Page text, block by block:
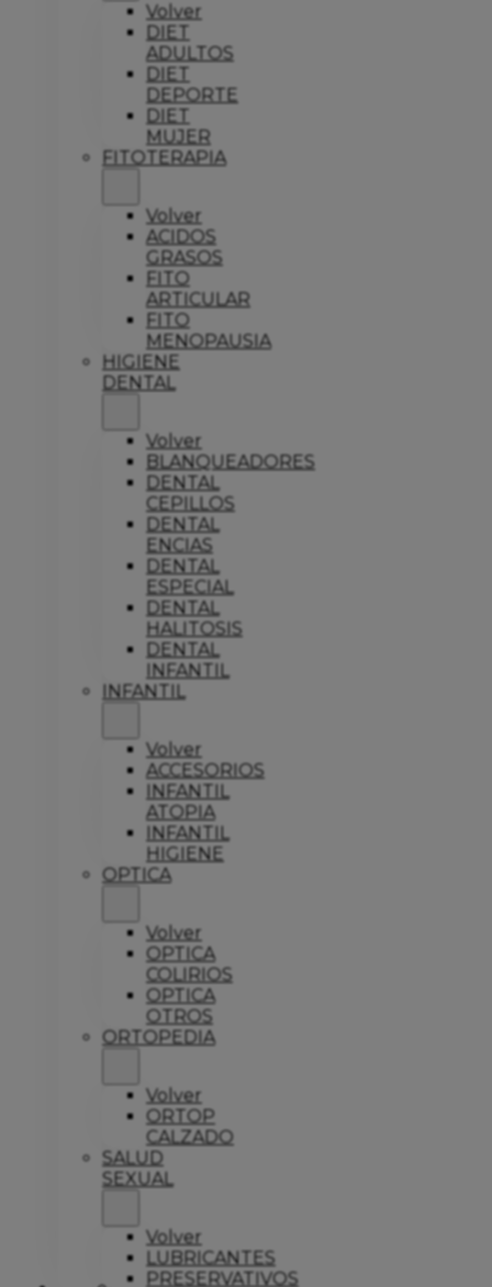
Volver
DIET
ADULTOS
DIET
DEPORTE
DIET
MUJER
FITOTERAPIA
Volver
ACIDOS
GRASOS
FITO
ARTICULAR
FITO
MENOPAUSIA
HIGIENE
DENTAL
Volver
BLANQUEADORES
DENTAL
CEPILLOS
DENTAL
ENCIAS
DENTAL
ESPECIAL
DENTAL
HALITOSIS
DENTAL
INFANTIL
INFANTIL
Volver
ACCESORIOS
INFANTIL
ATOPIA
INFANTIL
HIGIENE
OPTICA
Volver
OPTICA
COLIRIOS
OPTICA
OTROS
ORTOPEDIA
Volver
ORTOP
CALZADO
SALUD
SEXUAL
Volver
LUBRICANTES
PRESERVATIVOS